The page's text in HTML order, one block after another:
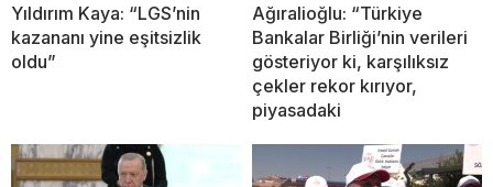
Yıldırım Kaya: “LGS’nin
kazananı yine eşitsizlik
oldu”
Ağıralioğlu: “Türkiye
Bankalar Birliği’nin verileri
gösteriyor ki, karşılıksız
çekler rekor kırıyor,
piyasadaki